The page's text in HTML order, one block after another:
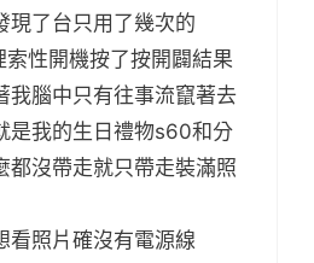
現了台只用了幾次的
性開機按了按開闢結果
我腦中只有往事流竄著去
是我的生日禮物s60和分
都沒帶走就只帶走裝滿照
看照片確沒有電源線